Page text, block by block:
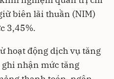
biên lãi thuần (NIM)
3,45%.
hoạt động dịch vụ tăng
nhận mức tăng